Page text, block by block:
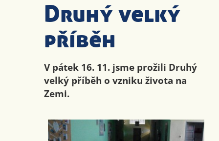
Druhý velký
příběh
V pátek 16. 11. jsme prožili Druhý
velký příběh o vzniku života na
Zemi.